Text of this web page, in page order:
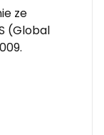
ze
(Global